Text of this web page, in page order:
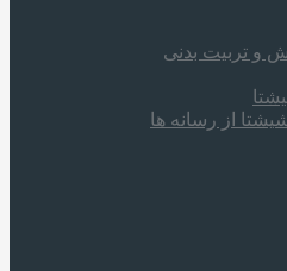
و تربیت بدنی
از رسانه ها